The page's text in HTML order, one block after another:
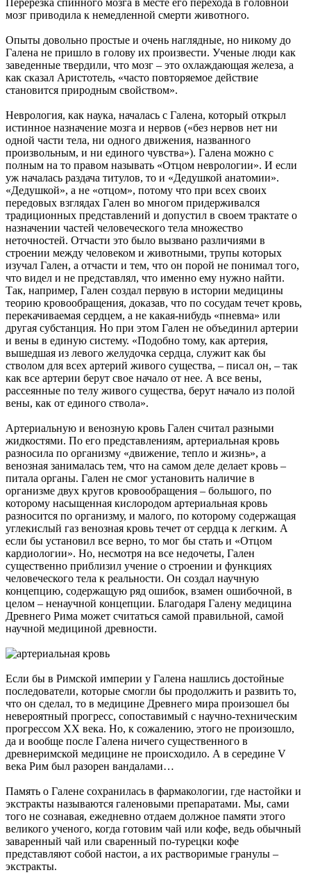
мозг приводила к немедленной смерти животного.
Опыты довольно простые и очень наглядные, но никому до
Галена не пришло в голову их произвести. Ученые люди как
заведенные твердили, что мозг – это охлаждающая железа, а
как сказал Аристотель, «часто повторяемое действие
становится природным свойством».
Неврология, как наука, началась с Галена, который открыл
истинное назначение мозга и нервов («без нервов нет ни
одной части тела, ни одного движения, названного
произвольным, и ни единого чувства»). Галена можно с
полным на то правом называть «Отцом неврологии». И если
уж началась раздача титулов, то и «Дедушкой анатомии».
«Дедушкой», а не «отцом», потому что при всех своих
передовых взглядах Гален во многом придерживался
традиционных представлений и допустил в своем трактате о
назначении частей человеческого тела множество
неточностей. Отчасти это было вызвано различиями в
строении между человеком и животными, трупы которых
изучал Гален, а отчасти и тем, что он порой не понимал того,
что видел и не представлял, что именно ему нужно найти.
Так, например, Гален создал первую в истории медицины
теорию кровообращения, доказав, что по сосудам течет кровь,
перекачиваемая сердцем, а не какая-нибудь «пневма» или
другая субстанция. Но при этом Гален не объединил артерии
и вены в единую систему. «Подобно тому, как артерия,
вышедшая из левого желудочка сердца, служит как бы
стволом для всех артерий живого существа, – писал он, – так
как все артерии берут свое начало от нее. А все вены,
рассеянные по телу живого существа, берут начало из полой
вены, как от единого ствола».
Артериальную и венозную кровь Гален считал разными
жидкостями. По его представлениям, артериальная кровь
разносила по организму «движение, тепло и жизнь», а
венозная занималась тем, что на самом деле делает кровь –
питала органы. Гален не смог установить наличие в
организме двух кругов кровообращения – большого, по
которому насыщенная кислородом артериальная кровь
разносится по организму, и малого, по которому содержащая
углекислый газ венозная кровь течет от сердца к легким. А
если бы установил все верно, то мог бы стать и «Отцом
кардиологии». Но, несмотря на все недочеты, Гален
существенно приблизил учение о строении и функциях
человеческого тела к реальности. Он создал научную
концепцию, содержащую ряд ошибок, взамен ошибочной, в
целом – ненаучной концепции. Благодаря Галену медицина
Древнего Рима может считаться самой правильной, самой
научной медициной древности.
Если бы в Римской империи у Галена нашлись достойные
последователи, которые смогли бы продолжить и развить то,
что он сделал, то в медицине Древнего мира произошел бы
невероятный прогресс, сопоставимый с научно-техническим
прогрессом ХХ века. Но, к сожалению, этого не произошло,
да и вообще после Галена ничего существенного в
древнеримской медицине не происходило. А в середине V
века Рим был разорен вандалами…
Память о Галене сохранилась в фармакологии, где настойки и
экстракты называются галеновыми препаратами. Мы, сами
того не сознавая, ежедневно отдаем должное памяти этого
великого ученого, когда готовим чай или кофе, ведь обычный
заваренный чай или сваренный по-турецки кофе
представляют собой настои, а их растворимые гранулы –
экстракты.